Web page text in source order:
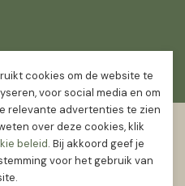
cookies om de website te
voor social media en om
relevante advertenties te zien
over deze cookies, klik
beleid. Bij akkoord geef je
voor het gebruik van